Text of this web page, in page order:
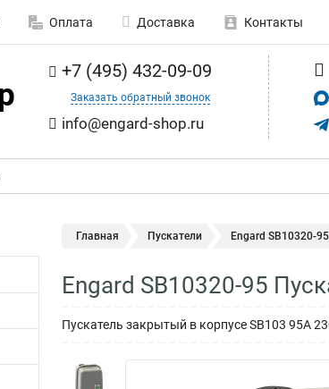
Оплата Доставка Контакты
+7 (495) 432-09-09
Заказать обратный звонок
info@engard-shop.ru
Главная Пускатели Engard SB10320-
Engard SB10320-95
Пускатель закрытый в корпусе SB103 95А